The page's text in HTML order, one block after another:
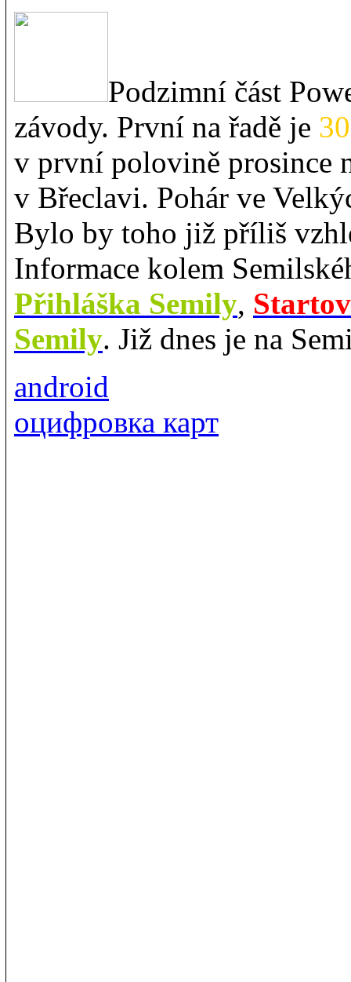
Podzimní část
závody. První na řadě je
v první polovině prosince
v Břeclavi. Pohár ve
Bylo by toho již příliš
Informace kolem
Přihláška Semily,
Semily. Již dnes je na
android
оцифровка карт